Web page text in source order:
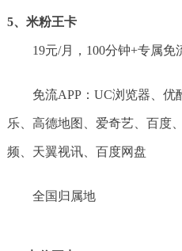
5、米粉王卡
19元/️月，100分钟+专属
免流APP：UC浏览器、
乐、高德地图、爱奇艺、百度
频、天翼视讯、百度网盘
全国归属地